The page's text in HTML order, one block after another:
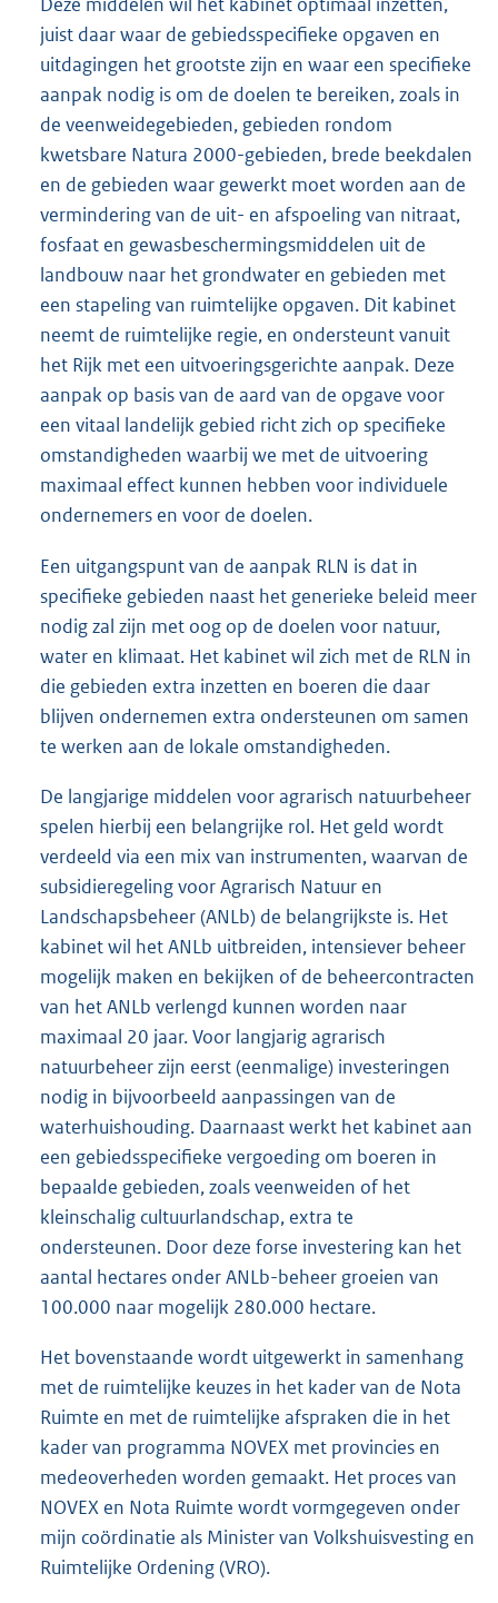
Deze middelen wil het kabinet optimaal inzetten,
juist daar waar de gebiedsspecifieke opgaven en
uitdagingen het grootste zijn en waar een specifieke
aanpak nodig is om de doelen te bereiken, zoals in
de veenweidegebieden, gebieden rondom
kwetsbare Natura 2000-gebieden, brede beekdalen
en de gebieden waar gewerkt moet worden aan de
vermindering van de uit- en afspoeling van nitraat,
fosfaat en gewasbeschermingsmiddelen uit de
landbouw naar het grondwater en gebieden met
een stapeling van ruimtelijke opgaven. Dit kabinet
neemt de ruimtelijke regie, en ondersteunt vanuit
het Rijk met een uitvoeringsgerichte aanpak. Deze
aanpak op basis van de aard van de opgave voor
een vitaal landelijk gebied richt zich op specifieke
omstandigheden waarbij we met de uitvoering
maximaal effect kunnen hebben voor individuele
ondernemers en voor de doelen.
Een uitgangspunt van de aanpak RLN is dat in
specifieke gebieden naast het generieke beleid meer
nodig zal zijn met oog op de doelen voor natuur,
water en klimaat. Het kabinet wil zich met de RLN in
die gebieden extra inzetten en boeren die daar
blijven ondernemen extra ondersteunen om samen
te werken aan de lokale omstandigheden.
De langjarige middelen voor agrarisch natuurbeheer
spelen hierbij een belangrijke rol. Het geld wordt
verdeeld via een mix van instrumenten, waarvan de
subsidieregeling voor Agrarisch Natuur en
Landschapsbeheer (ANLb) de belangrijkste is. Het
kabinet wil het ANLb uitbreiden, intensiever beheer
mogelijk maken en bekijken of de beheercontracten
van het ANLb verlengd kunnen worden naar
maximaal 20 jaar. Voor langjarig agrarisch
natuurbeheer zijn eerst (eenmalige) investeringen
nodig in bijvoorbeeld aanpassingen van de
waterhuishouding. Daarnaast werkt het kabinet aan
een gebiedsspecifieke vergoeding om boeren in
bepaalde gebieden, zoals veenweiden of het
kleinschalig cultuurlandschap, extra te
ondersteunen. Door deze forse investering kan het
aantal hectares onder ANLb-beheer groeien van
100.000 naar mogelijk 280.000 hectare.
Het bovenstaande wordt uitgewerkt in samenhang
met de ruimtelijke keuzes in het kader van de Nota
Ruimte en met de ruimtelijke afspraken die in het
kader van programma NOVEX met provincies en
medeoverheden worden gemaakt. Het proces van
NOVEX en Nota Ruimte wordt vormgegeven onder
mijn coördinatie als Minister van Volkshuisvesting en
Ruimtelijke Ordening (VRO).